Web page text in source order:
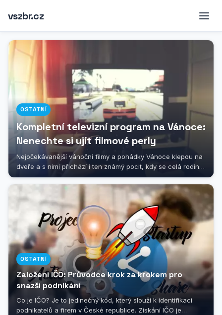
vszbr.cz
OSTATNÍ
Kompletní televizní program na Vánoce:
Nenechte si ujít filmové perly
Nejočekávanější vánoční filmy a pohádky Vánoce klepou na
dveře a s nimi přichází i ten známý pocit, kdy se celá rodina
sesedne kolem...
OSTATNÍ
Založení IČO: Průvodce krok za krokem pro
snazší podnikání
Co je IČO? Je to jedinečný kód, který slouží k identifikaci
podnikatelů a firem v České republice. Získání IČO je